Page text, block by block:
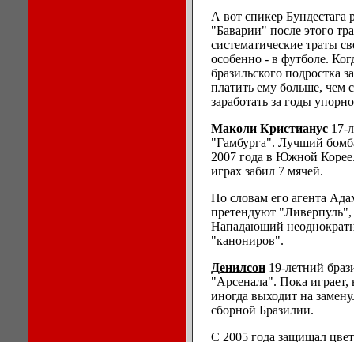
А вот спикер Бундестага
"Баварии" после этого
систематические траты
особенно - в футболе.
бразильского подростка
платить ему больше, чем
заработать за годы
Маколи Кристианус 17-
"Гамбурга". Лучший
2007 года в Южной
играх забил 7 мячей.
По словам его агента
претендуют
Нападающий
"канониров".
Денилсон 19-летний
"Арсенала". Пока
иногда выходит на
сборной Бразилии.
С 2005 года защищал